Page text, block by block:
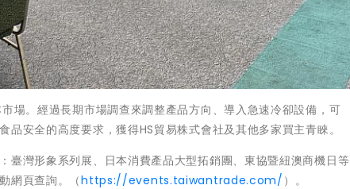
場。經過長期市場調查來調整產品方向、導入急速冷卻設備，可
安全的高度要求，獲得HS貿易株式會社及其他多家買主青睞。
臺灣形象系列展、日本消費產品大型拓銷團、東協暨紐澳商機日等
網頁查詢。（https://events.taiwantrade.com/ ）。